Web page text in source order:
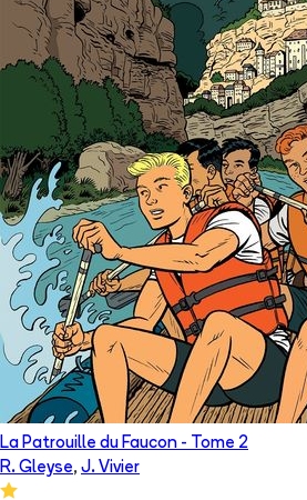
La Patrouille du Faucon - Tome 2
R. Gleyse, J. Vivier